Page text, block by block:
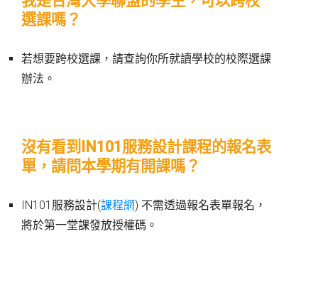
選課嗎？
若想要跨校選課，請查詢你所就讀學校的校際選課
辦法。
沒有看到IN101服務設計課程的報名表
單，請問本學期有開課嗎？
IN101服務設計(課程網) 不需透過報名表單報名，
將於第一堂課發放授權碼。